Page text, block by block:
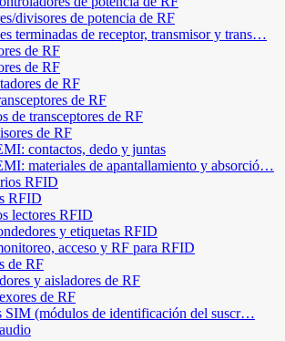
divisores de potencia de RF
terminadas de receptor, transmisor y trans…
de RF
de RF
de RF
de RF
de transceptores de RF
de RF
contactos, dedo y juntas
materiales de apantallamiento y absorció…
RFID
RFID
lectores RFID
y etiquetas RFID
acceso y RF para RFID
de RF
y aisladores de RF
de RF
SIM (módulos de identificación del suscr…